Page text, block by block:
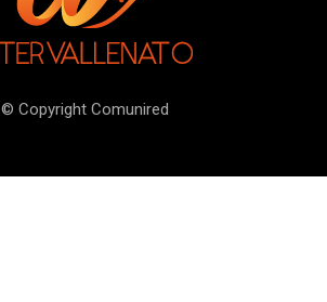
© Copyright Comunired